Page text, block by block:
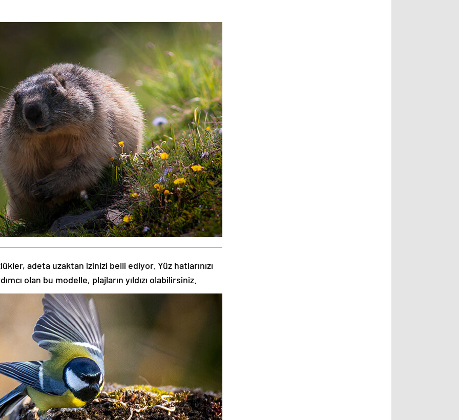
adeta uzaktan izinizi belli ediyor. Yüz hatlarınızı
olan bu modelle, plajların yıldızı olabilirsiniz.